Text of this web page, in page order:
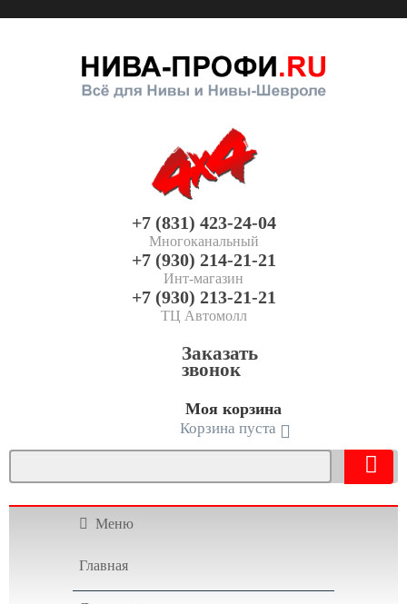
+7 (831) 423-24-04
Многоканальный
+7 (930) 214-21-21
Инт-магазин
+7 (930) 213-21-21
ТЦ Автомолл
Заказать
звонок
Моя корзина
Корзина пуста
Меню
Главная